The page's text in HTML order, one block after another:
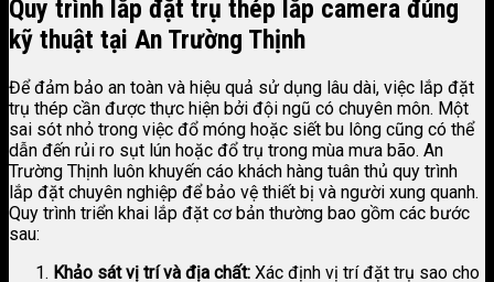
Quy trình lắp đặt trụ thép lắp camera đúng
kỹ thuật tại An Trường Thịnh
Để đảm bảo an toàn và hiệu quả sử dụng lâu dài, việc lắp đặt
trụ thép cần được thực hiện bởi đội ngũ có chuyên môn. Một
sai sót nhỏ trong việc đổ móng hoặc siết bu lông cũng có thể
dẫn đến rủi ro sụt lún hoặc đổ trụ trong mùa mưa bão. An
Trường Thịnh luôn khuyến cáo khách hàng tuân thủ quy trình
lắp đặt chuyên nghiệp để bảo vệ thiết bị và người xung quanh.
Quy trình triển khai lắp đặt cơ bản thường bao gồm các bước
sau:
Khảo sát vị trí và địa chất: Xác định vị trí đặt trụ sao cho